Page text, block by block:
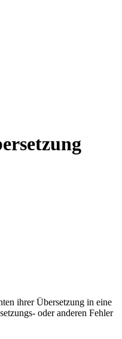
ihrer Übersetzung in eine
oder anderen Fehler